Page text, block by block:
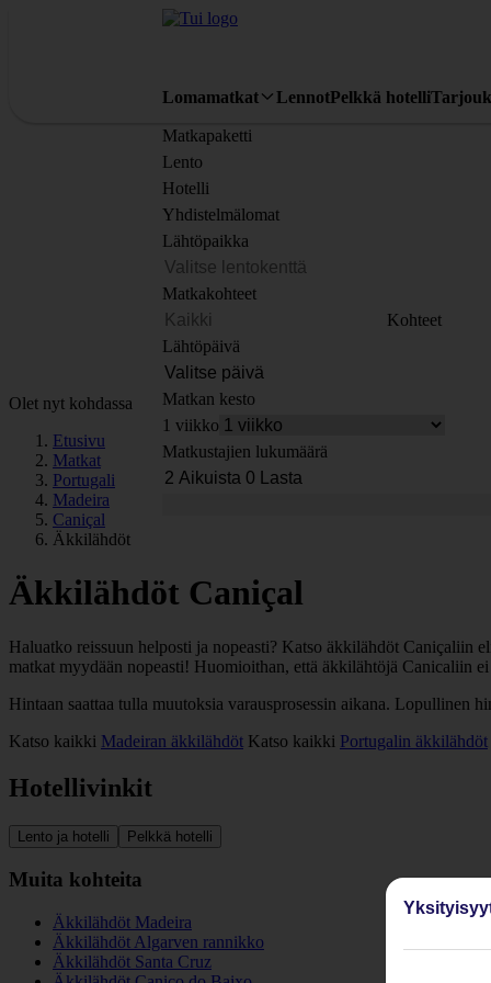
Lomamatkat LennotPelkkä hotelli
Matkapaketti
Lento
Hotelli
Yhdistelmälomat
Lähtöpaikka
Matkakohteet
Kohteet
Lähtöpäivä
Matkan kesto
1 viikko
Matkustajien lukumäärä
Olet nyt kohdassa
Etusivu
Matkat
Portugali
Madeira
Caniçal
Äkkilähdöt
Äkkilähdöt Caniçal
Haluatko reissuun helposti ja nopeasti? Katso äkkilähdöt
matkat myydään nopeasti! Huomioithan, että äkkilähtöjä Canicaliin
Hintaan saattaa tulla muutoksia varausprosessin aikana. Lopullinen
Katso kaikki Madeiran äkkilähdöt Katso kaikki Portugalin äkkilähdöt
Hotellivinkit
Lento ja hotelli Pelkkä hotelli
Muita kohteita
Äkkilähdöt Madeira
Äkkilähdöt Algarven rannikko
Äkkilähdöt Santa Cruz